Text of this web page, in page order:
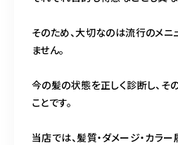
そのため、大切なのは流行のメニ
ません。
今の髪の状態を正しく診断し、
ことです。
当店では、髪質・ダメージ・カラ